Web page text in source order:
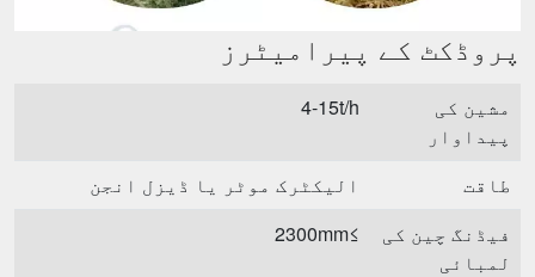
پروڈکٹ کے پیرامیٹرز
مشین کی
پیداوار
4-15t/h
طاقت
الیکٹرک موٹر یا ڈیزل انجن
فیڈنگ چین کی
لمبائی
≥2300mm